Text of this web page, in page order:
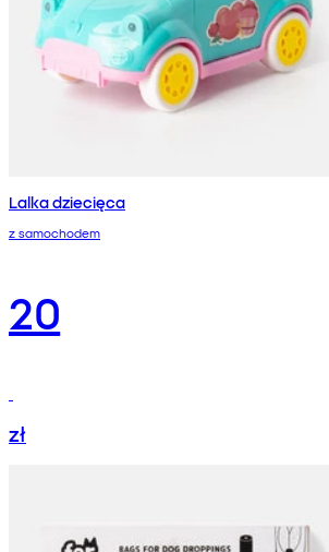
Lalka dziecięca
z samochodem
20
zł